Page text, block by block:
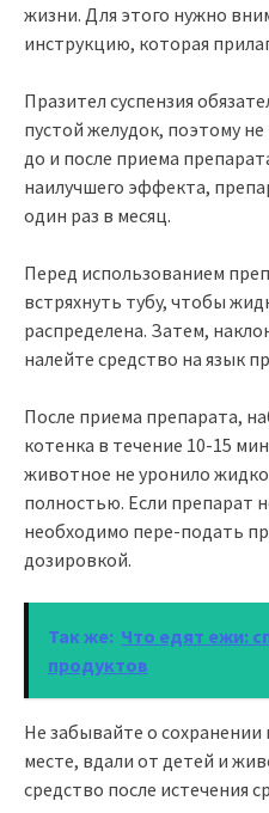
жизни. Для этого нужно
инструкцию, которая
Празител суспензия
пустой желудок, поэтому
до и после приема
наилучшего эффекта,
один раз в месяц.
Перед использованием
встряхнуть тубу, чтобы
распределена. Затем,
налейте средство на язык
После приема препарата,
котенка в течение 10-15
животное не уронило
полностью. Если препарат
необходимо пере-подать
дозировкой.
Так же: Что едят ежи:
продуктов
Не забывайте о
месте, вдали от детей и
средство после истечения